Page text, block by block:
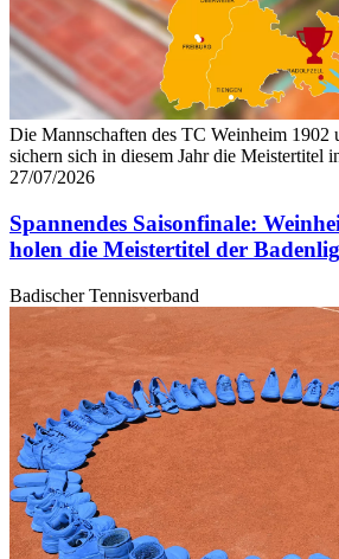
Die Mannschaften des TC Weinheim 1902
sichern sich in diesem Jahr die Meistertitel
27/07/2026
Spannendes Saisonfinale:
holen die Meistertitel der
Badischer Tennisverband